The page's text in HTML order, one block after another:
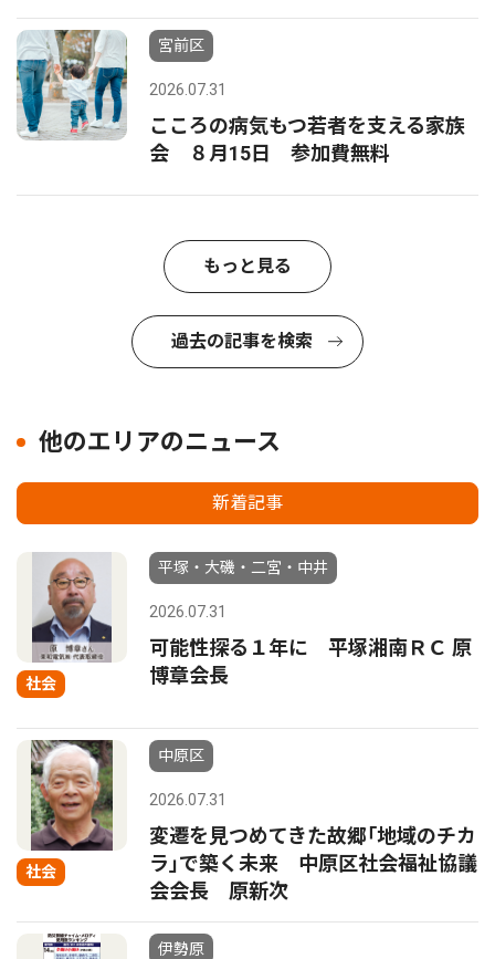
宮前区
2026.07.31
こころの病気もつ若者を支える家族
会 ８月15日 参加費無料
もっと見る
過去の記事を検索
他のエリアのニュース
新着記事
社会
平塚・大磯・二宮・中井
2026.07.31
可能性探る１年に 平塚湘南ＲＣ 原
博章会長
社会
中原区
2026.07.31
変遷を見つめてきた故郷｢地域のチカ
ラ｣で築く未来 中原区社会福祉協議
会会長 原新次
伊勢原